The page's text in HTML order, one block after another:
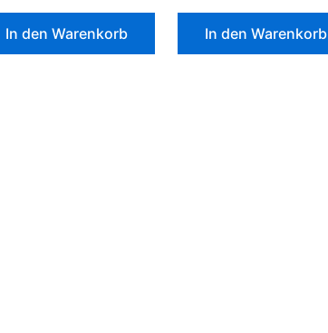
In den Warenkorb In den Warenkorb